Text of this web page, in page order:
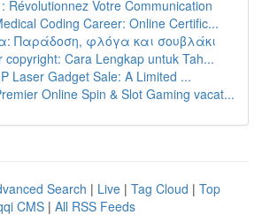
Révolutionnez Votre Communication
Coding Career: Online Certific...
Παράδοση, φλόγα και σουβλάκι
copyright: Cara Lengkap untuk Tah...
Laser Gadget Sale: A Limited ...
Online Spin & Slot Gaming vacat...
Search | Live | Tag Cloud | Top
CMS | All RSS Feeds